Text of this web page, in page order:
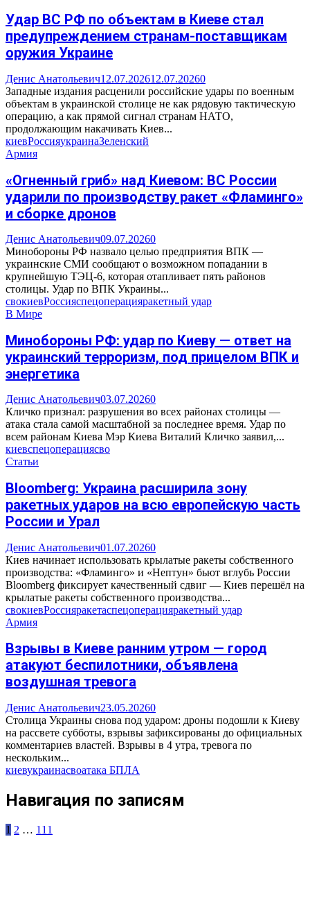
Удар ВС РФ по объектам в Киеве стал
предупреждением странам-поставщикам
оружия Украине
Денис Анатольевич12.07.202612.07.20260
Западные издания расценили российские удары по военным
объектам в украинской столице не как рядовую тактическую
операцию, а как прямой сигнал странам НАТО,
продолжающим накачивать Киев...
киевРоссияукраинаЗеленский
Армия
«Огненный гриб» над Киевом: ВС России
ударили по производству ракет «Фламинго»
и сборке дронов
Денис Анатольевич09.07.20260
Минобороны РФ назвало целью предприятия ВПК —
украинские СМИ сообщают о возможном попадании в
крупнейшую ТЭЦ-6, которая отапливает пять районов
столицы. Удар по ВПК Украины...
свокиевРоссияспецоперацияракетный удар
В Мире
Минобороны РФ: удар по Киеву — ответ на
украинский терроризм, под прицелом ВПК и
энергетика
Денис Анатольевич03.07.20260
Кличко признал: разрушения во всех районах столицы —
атака стала самой масштабной за последнее время. Удар по
всем районам Киева Мэр Киева Виталий Кличко заявил,...
киевспецоперациясво
Статьи
Bloomberg: Украина расширила зону
ракетных ударов на всю европейскую часть
России и Урал
Денис Анатольевич01.07.20260
Киев начинает использовать крылатые ракеты собственного
производства: «Фламинго» и «Нептун» бьют вглубь России
Bloomberg фиксирует качественный сдвиг — Киев перешёл на
крылатые ракеты собственного производства...
свокиевРоссияракетаспецоперацияракетный удар
Армия
Взрывы в Киеве ранним утром — город
атакуют беспилотники, объявлена
воздушная тревога
Денис Анатольевич23.05.20260
Столица Украины снова под ударом: дроны подошли к Киеву
на рассвете субботы, взрывы зафиксированы до официальных
комментариев властей. Взрывы в 4 утра, тревога по
нескольким...
киевукраинасвоатака БПЛА
Навигация по записям
1 2 … 111